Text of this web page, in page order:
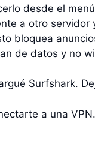
desde el
a otro servidor
bloquea
de datos y no
Surfshark.
a una